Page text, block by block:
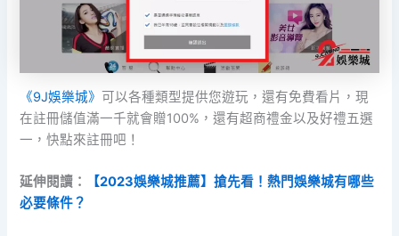
《9J娛樂城》可以各種類型提供您遊玩，還有免費看片，現
在註冊儲值滿一千就會贈100%，還有超商禮金以及好禮五選
一，快點來註冊吧！
延伸閱讀：
【2023娛樂城推薦】搶先看！熱門娛樂城有哪些
必要條件？